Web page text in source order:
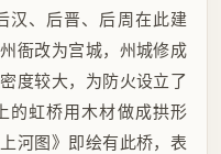
汉、后晋、后周在此建
衙改为宫城，州城修成
度较大，为防火设立了
的虹桥用木材做成拱形
河图》即绘有此桥，表